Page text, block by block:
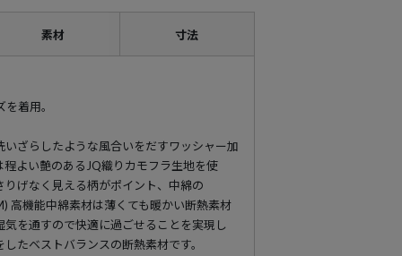
素材 寸法
着用。
ざらしたような風合いをだすワッシャー加
よい艶のあるJQ織りカモフラ生地を使
げなく見える柄がポイント、中綿の
高機能中綿素材は薄くても暖かい断熱素材
を通すので快適に過ごせることを実現し
たベストバランスの断熱素材です。